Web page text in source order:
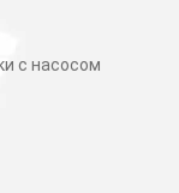
с насосом